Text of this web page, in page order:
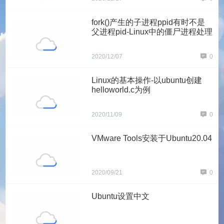
fork()产生的子进程ppid有时不是
父进程pid-Linux中的僵尸进程处理
2020/12/07 0
Linux的基本操作-以ubuntu创建
helloworld.c为例
2020/11/09 0
VMware Tools安装于Ubuntu20.04
2020/09/21 0
Ubuntu设置中文